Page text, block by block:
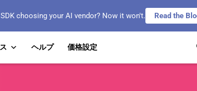
choosing your AI vendor? Now it won't. Read the
ヘルプ 価格設定